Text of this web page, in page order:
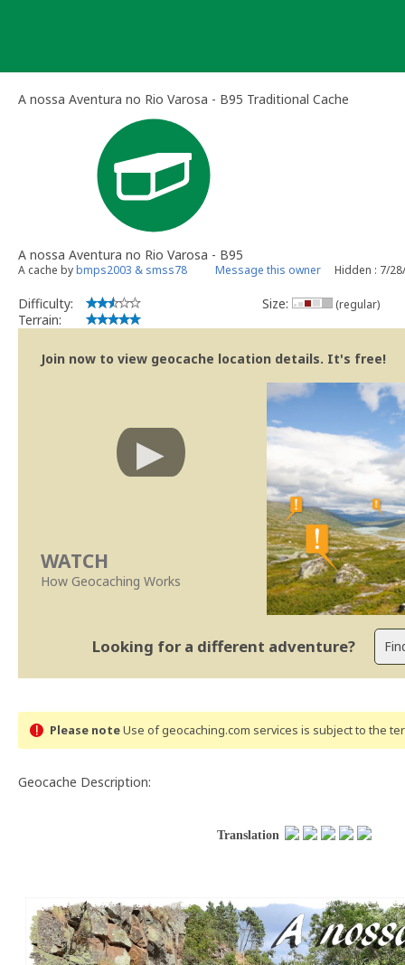
A nossa Aventura no Rio Varosa - B95 Traditional Cache
A nossa Aventura no Rio Varosa - B95
A cache bybmps2003 & smss78 Message this owner Hidden : 7/
Difficulty:
Terrain:
Size: (regular)
Join now to view geocache location details. It's free!
WATCH
How Geocaching Works
Looking for a different adventure?
Please noteUse of geocaching.com services is subject to the
Geocache Description:
Translation